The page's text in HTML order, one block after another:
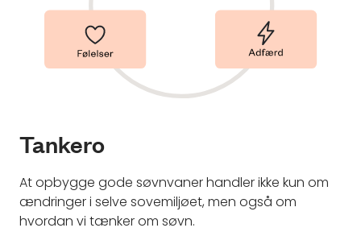
Tankero
At opbygge gode søvnvaner handler ikke kun om
ændringer i selve sovemiljøet, men også om
hvordan vi tænker om søvn.